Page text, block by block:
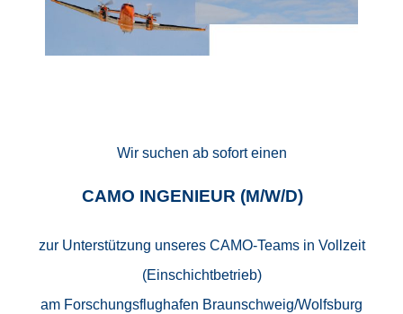
Wir suchen ab sofort einen
CAMO INGENIEUR (M/W/D)
zur Unterstützung unseres CAMO-Teams in Vollzeit
(Einschichtbetrieb)
am Forschungsflughafen Braunschweig/Wolfsburg